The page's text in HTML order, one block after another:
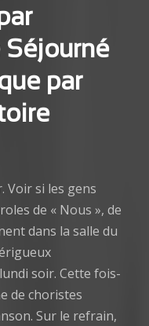
Séjourné
par
Voir si les gens
de « Nous », de
dans la salle du
soir. Cette fois-
de choristes
Sur le refrain,